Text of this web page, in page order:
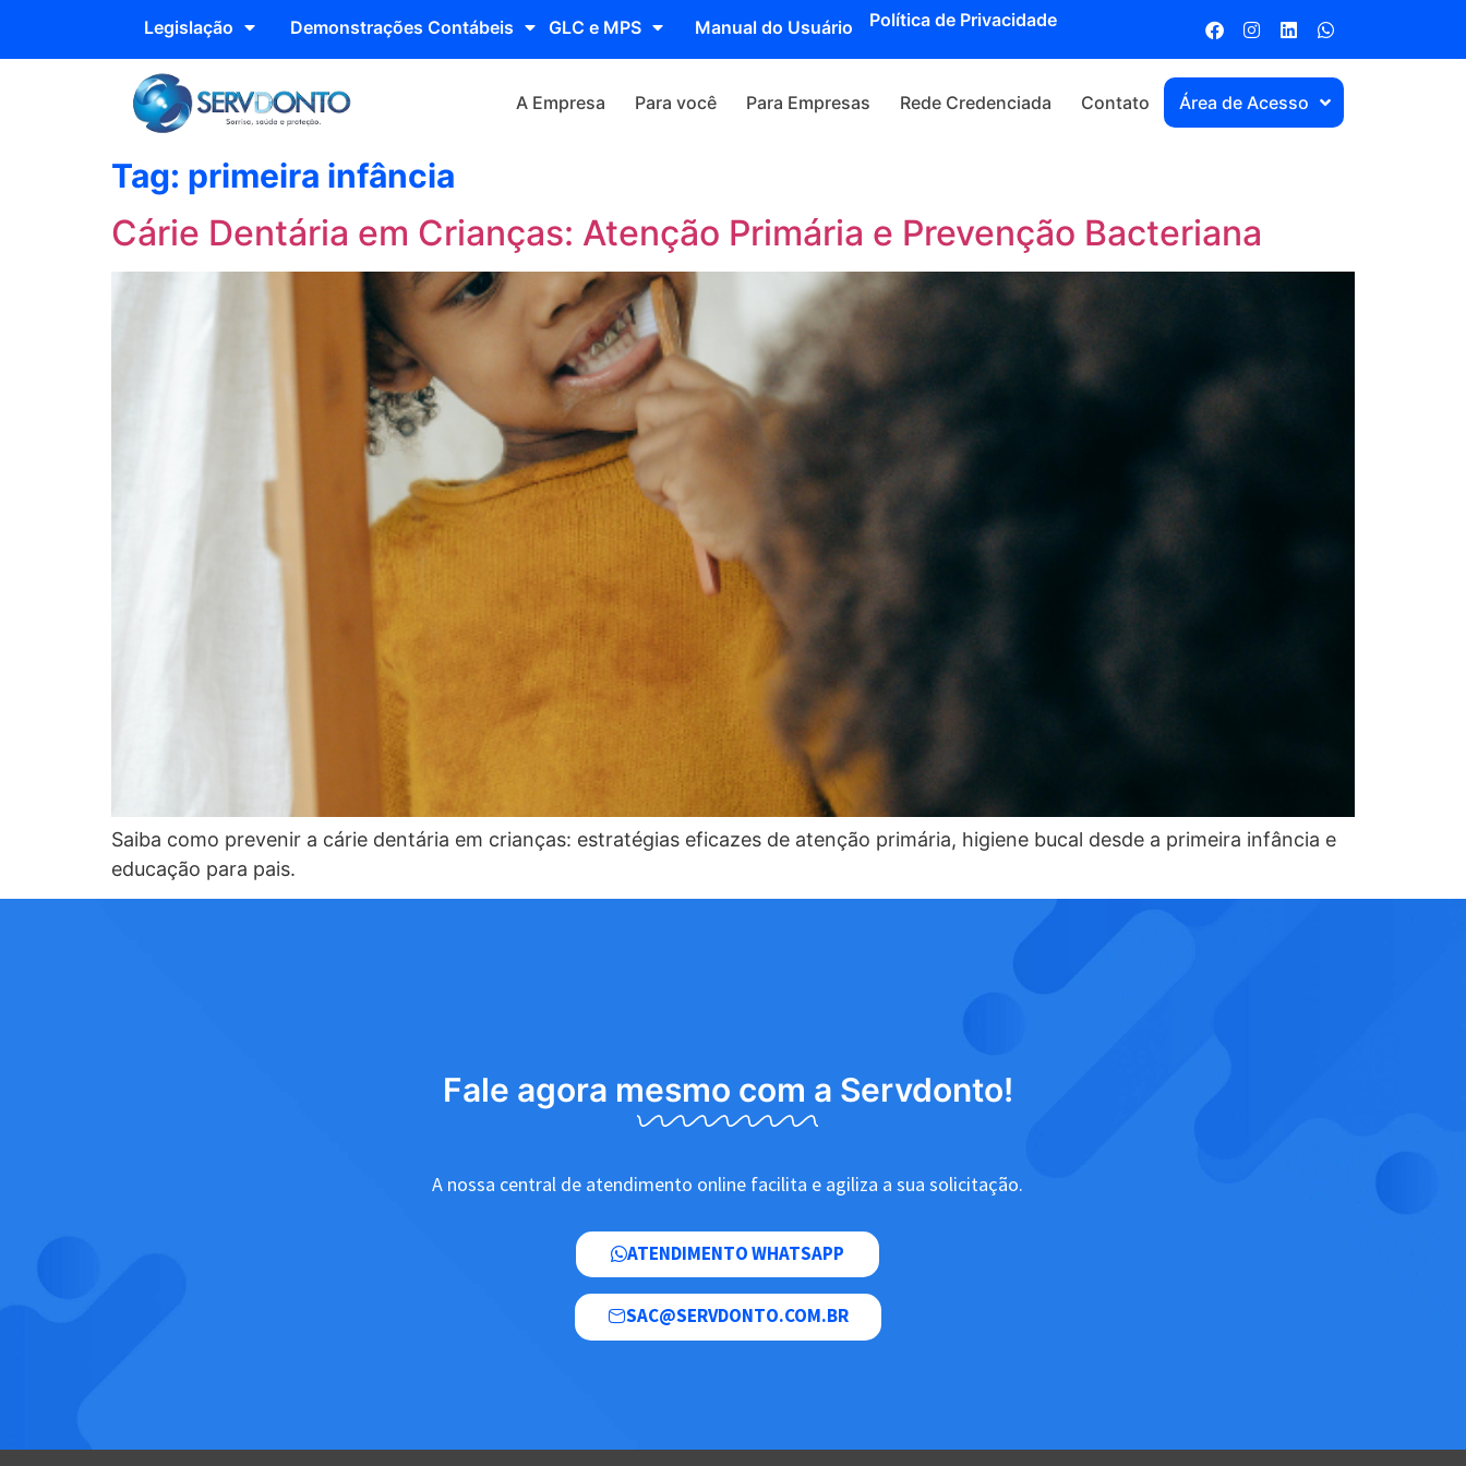
Legislação Demonstrações Contábeis GLC e MPS Manual do Usuário Política de Privacidade
A Empresa Para você Para Empresas Rede Credenciada Contato Área de Acesso
Tag: primeira infância
Cárie Dentária em Crianças: Atenção Primária e Prevenção Bacteriana
Saiba como prevenir a cárie dentária em crianças: estratégias eficazes de atenção primária, higiene bucal desde a primeira infância e
educação para pais.
Fale agora mesmo com a Servdonto!
A nossa central de atendimento online facilita e agiliza a sua solicitação.
ATENDIMENTO WHATSAPP
SAC@SERVDONTO.COM.BR